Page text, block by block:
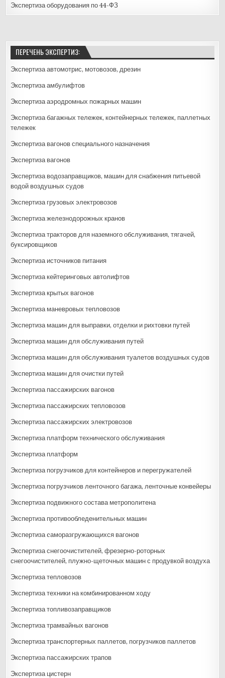
Экспертиза оборудования по 44-ФЗ
ПЕРЕЧЕНЬ ЭКСПЕРТИЗ:
Экспертиза автомотрис, мотовозов, дрезин
Экспертиза амбулифтов
Экспертиза аэродромных пожарных машин
Экспертиза багажных тележек, контейнерных тележек, паллетных
тележек
Экспертиза вагонов специального назначения
Экспертиза вагонов
Экспертиза водозаправщиков, машин для снабжения питьевой
водой воздушных судов
Экспертиза грузовых электровозов
Экспертиза железнодорожных кранов
Экспертиза тракторов для наземного обслуживания, тягачей,
буксировщиков
Экспертиза источников питания
Экспертиза кейтеринговых автолифтов
Экспертиза крытых вагонов
Экспертиза маневровых тепловозов
Экспертиза машин для выправки, отделки и рихтовки путей
Экспертиза машин для обслуживания путей
Экспертиза машин для обслуживания туалетов воздушных судов
Экспертиза машин для очистки путей
Экспертиза пассажирских вагонов
Экспертиза пассажирских тепловозов
Экспертиза пассажирских электровозов
Экспертиза платформ технического обслуживания
Экспертиза платформ
Экспертиза погрузчиков для контейнеров и перегружателей
Экспертиза погрузчиков ленточного багажа, ленточные конвейеры
Экспертиза подвижного состава метрополитена
Экспертиза противообледенительных машин
Экспертиза cаморазгружающихся вагонов
Экспертиза снегоочистителей, фрезерно-роторных
снегоочистителей, плужно-щеточных машин с продувкой воздуха
Экспертиза тепловозов
Экспертиза техники на комбинированном ходу
Экспертиза топливозаправщиков
Экспертиза трамвайных вагонов
Экспертиза транспортерных паллетов, погрузчиков паллетов
Экспертиза пассажирских трапов
Экспертиза цистерн